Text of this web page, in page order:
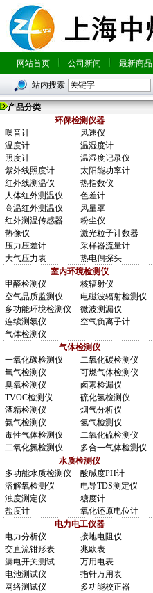
网站首页 公司新闻 最新商品
站内搜索
产品分类
环保检测仪器
噪音计
风速仪
温度计
温湿度计
照度计
温湿度记录仪
紫外线照度计
太阳能功率计
红外线测温仪
热指数仪
人体红外测温仪
色差计
高温红外测温仪
风量罩
红外测温传感器
粉尘仪
热像仪
激光粒子计数器
压力压差计
采样器流量计
大气压力表
热电偶探头
室内环境检测仪
甲醛检测仪
核辐射仪
空气品质监测仪
电磁波辐射检测仪
多功能环境检测仪
微波测漏仪
连续测氡仪
空气负离子计
气体检测仪
气体检测仪
一氧化碳检测仪
二氧化碳检测仪
氧气检测仪
可燃气体检测仪
臭氧检测仪
卤素检漏仪
TVOC检测仪
硫化氢检测仪
酒精检测仪
烟气分析仪
氨气检测仪
氢气检测仪
毒性气体检测仪
二氧化硫检测仪
二氧化氮检测仪
多合一气体检测仪
水质检测仪
多功能水质检测仪
酸碱度PH计
溶解氧检测仪
电导TDS测定仪
浊度测定仪
糖度计
盐度计
氧化还原电位计
电力电工仪器
电力分析仪
接地电阻仪
交直流钳形表
兆欧表
漏电开关测试
万用电表
电池测试仪
指针万用表
网络测试仪
多功能校正器